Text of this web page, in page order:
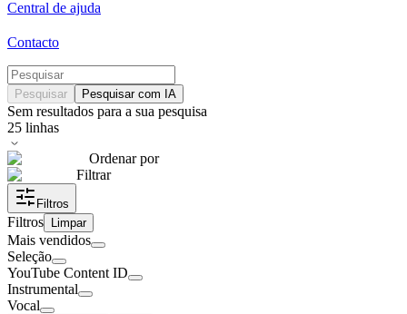
Central de ajuda
Contacto
Pesquisar Pesquisar com IA
Sem resultados para a sua pesquisa
25 linhas
Ordenar por
Filtrar
Filtros
Filtros Limpar
Mais vendidos
Seleção
YouTube Content ID
Instrumental
Vocal